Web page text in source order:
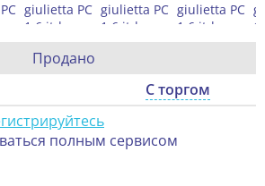
Продано
С торгом
полным сервисом